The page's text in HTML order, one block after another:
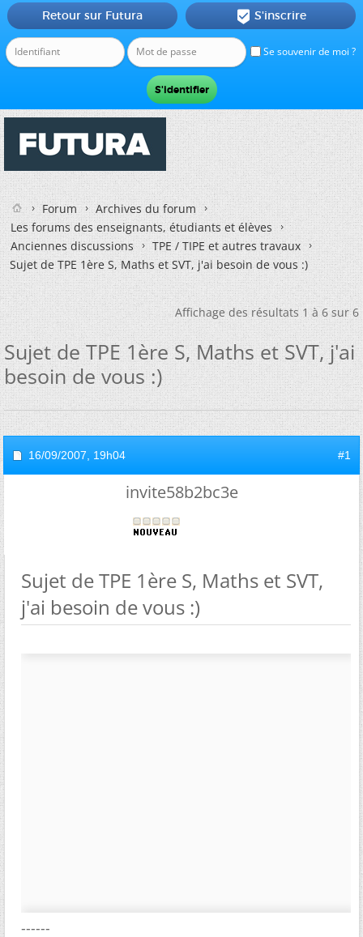
Se souvenir de moi ?
Retour sur Futura  S'inscrire
Forum
Archives du forum
Les forums des enseignants, étudiants et élèves
Anciennes discussions
TPE / TIPE et autres travaux
Sujet de TPE 1ère S, Maths et SVT, j'ai besoin de vous :)
Affichage des résultats 1 à 6 sur 6
Sujet de TPE 1ère S, Maths et SVT, j'ai
besoin de vous :)
16/09/2007, 19h04 #1
invite58b2bc3e
Sujet de TPE 1ère S, Maths et SVT,
j'ai besoin de vous :)
------